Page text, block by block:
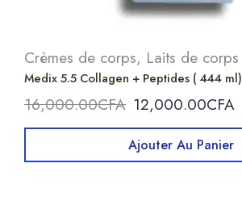
Crèmes de corps, Laits de corps
Medix 5.5 Collagen + Peptides ( 444 ml)
16,000.00CFA 12,000.00CFA
Ajouter Au Panier